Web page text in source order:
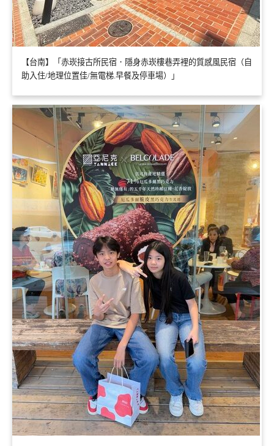
【台南】「赤崁接古所民宿．隱身赤崁樓巷弄裡的質感風民宿（自
助入住/地理位置佳/無電梯.早餐及停車場）」